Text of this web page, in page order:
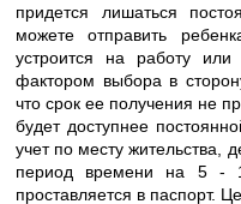
придется лишаться
можете отправить
устроится на работу
фактором выбора в
что срок ее получения не
будет доступнее
учет по месту жительства,
период времени на 5 -
проставляется в паспорт.